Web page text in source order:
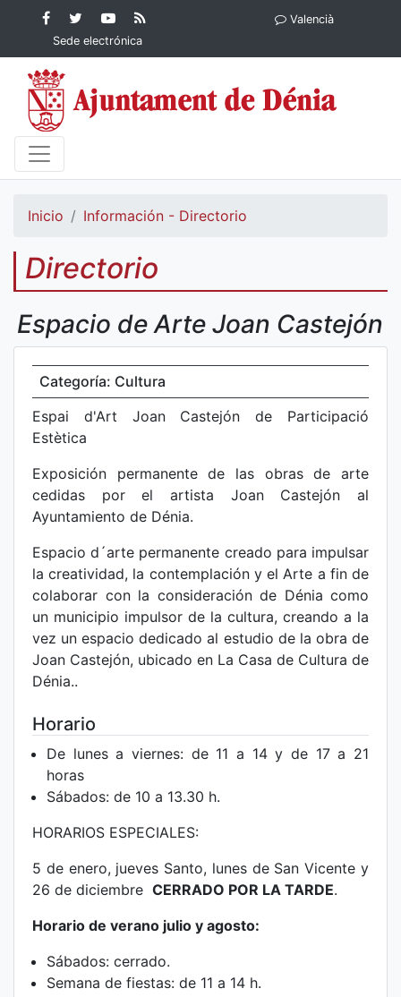
Contenido principalFacebook
Ayuntamiento de
Dénia
Ayuntamiento
de Dénia
YouTube
Ayuntamiento
de Dénia
Ayuntamiento
Sede electrónica
Valencià
Inicio Información - Directorio
Directorio
Espacio de Arte Joan Castejón
Categoría: Cultura
Espai d'Art Joan Castejón de Participació
Estètica
Exposición permanente de las obras de arte
cedidas por el artista Joan Castejón al
Ayuntamiento de Dénia.
Espacio d´arte permanente creado para impulsar
la creatividad, la contemplación y el Arte a fin de
colaborar con la consideración de Dénia como
un municipio impulsor de la cultura, creando a la
vez un espacio dedicado al estudio de la obra de
Joan Castejón, ubicado en La Casa de Cultura de
Dénia..
Horario
De lunes a viernes: de 11 a 14 y de 17 a 21
horas
Sábados: de 10 a 13.30 h.
HORARIOS ESPECIALES:
5 de enero, jueves Santo, lunes de San Vicente y
26 de diciembre CERRADO POR LA TARDE.
Horario de verano julio y agosto:
Sábados: cerrado.
Semana de fiestas: de 11 a 14 h.